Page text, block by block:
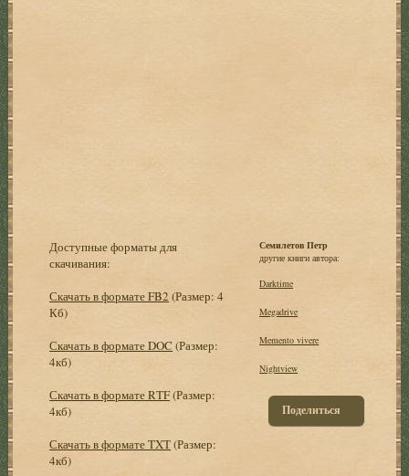
Доступные форматы для
скачивания:
Скачать в формате FB2 (Размер: 4
Кб)
Скачать в формате DOC (Размер:
4кб)
Скачать в формате RTF(Размер:
4кб)
Скачать в формате TXT(Размер:
4кб)
Семилетов Петр
другие книги автора:
Darktime
Megadrive
Memento vivere
Nightview
Поделиться